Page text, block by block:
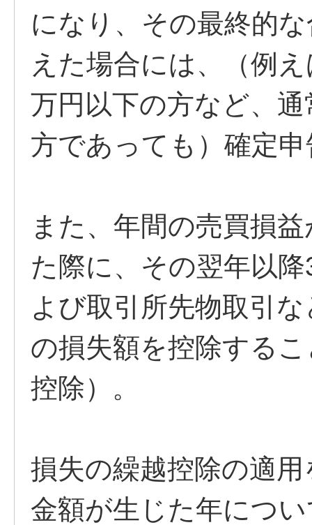
になり、その最終的
えた場合には、（例
万円以下の方など、
方であっても）確定
また、年間の売買損
た際に、その翌年以
よび取引所先物取引
の損失額を控除する
控除）。
損失の繰越控除の適
金額が生じた年につ